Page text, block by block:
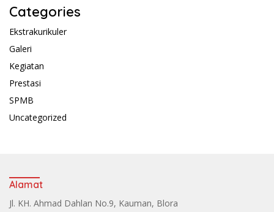
Categories
Ekstrakurikuler
Galeri
Kegiatan
Prestasi
SPMB
Uncategorized
Alamat
Jl. KH. Ahmad Dahlan No.9, Kauman, Blora